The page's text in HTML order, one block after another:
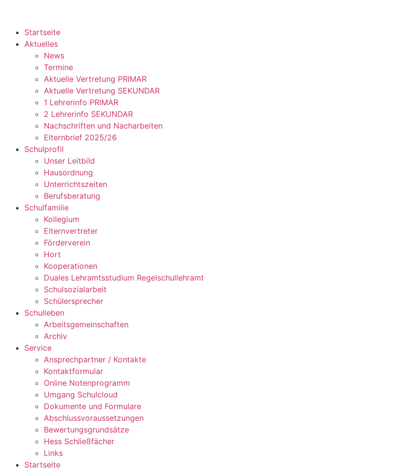
Startseite
Aktuelles
News
Termine
Aktuelle Vertretung PRIMAR
Aktuelle Vertretung SEKUNDAR
1 Lehrerinfo PRIMAR
2 Lehrerinfo SEKUNDAR
Nachschriften und Nacharbeiten
Elternbrief 2025/26
Schulprofil
Unser Leitbild
Hausordnung
Unterrichtszeiten
Berufsberatung
Schulfamilie
Kollegium
Elternvertreter
Förderverein
Hort
Kooperationen
Duales Lehramtsstudium Regelschullehramt
Schulsozialarbeit
Schülersprecher
Schulleben
Arbeitsgemeinschaften
Archiv
Service
Ansprechpartner / Kontakte
Kontaktformular
Online Notenprogramm
Umgang Schulcloud
Dokumente und Formulare
Abschlussvoraussetzungen
Bewertungsgrundsätze
Hess Schließfächer
Links
Startseite